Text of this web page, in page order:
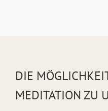
DIE
MEDITATION ZU